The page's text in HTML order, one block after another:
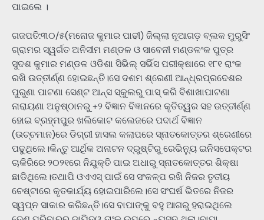
ପାଇଲେ ।
ଗଜପତି:୩୦/୫(ମନୋଜ କୁମାର ପାଢୀ) ଜିଲ୍ଲା ନୂଆଗଡ଼ ବ୍ଲକ ମୁରୁସିଂ
ଗ୍ରାମର ସ୍ୱର୍ଗତ ଅନିସୀମ ମଣ୍ଡଳ ଓ ସାବେନୀ ମଣ୍ଡଳଂକ ପୁତ୍ର
ସୁଦଶ କୁମାର ମଣ୍ଡଳ ଓଡିଶା ସିଭିଲ୍ ସର୍ଭିସ ପରୀକ୍ଷାରେ ୧୮୧ ରାଂକ
ରଖି ଉତ୍ତୀର୍ଣ୍ଣ ହୋଇଛନ୍ତି।ସେ ଦଶମ ଶ୍ରେଣୀ ଆନ୍ଧ୍ରପ୍ରଦେଶର
ପୁରୁଣା ପାଟଣା ସେଣ୍ଟ ଆନ୍ସ ସ୍କୁଲରୁ ପାସ୍ କରି ବିଶାଖାପାଟଣା
ନାରାୟଣା ଅନୁଷ୍ଠାନରୁ +୨ ବିଜ୍ଞାନ ବିଜ୍ଞାନରେ କୃତିତ୍ୱର ସହ ଉତ୍ତୀର୍ଣ୍ଣ
ହୋଇ ବ୍ରହ୍ମପୁର ଖଲିକୋଟ କଲେଜରେ ପଦାର୍ଥ ବିଜ୍ଞାନ
(ଉଚ୍ଚମାନ)ରେ ଡିଗ୍ରୀ ହାସଲ କଲାପରେ ସ୍ନାତକୋତ୍ତର ଶ୍ରେଣୀରେ
ପଢୁଥିଲେ।କିନ୍ତୁ ଆର୍ଥିକ ଅନାଟନ ଦ୍ରୁଷ୍ଟିରୁ ରେଭିନ୍ୟୁ ଇନିସପେକ୍ଟର
ଚାକିରିରେ ୨୦୨୧ରେ ନିଯୁକ୍ତି ପାଇ ଅଧାରୁ ସ୍ନାତକୋତ୍ତର ଶିକ୍ଷା
ଛାଡିଥିଲେ।ତଥାପି ଓଏଏସ୍ ପାଇଁ ସେ ସଂକଳ୍ପ ରଖି ନିଜର ତୃତୀୟ
ଚେଷ୍ଟାରେ କୃତକାର୍ଯ୍ୟ ହୋଇପାରିଲେ।ସେ ସଂଘର୍ଷ ଭିତରେ ନିଜର
ସ୍ୱପ୍ନ ସାକାର କରିଛନ୍ତି।ସେ ବାପାଙ୍କୁ ବହୁ ଆଗରୁ ହରାଇଥିଲେ